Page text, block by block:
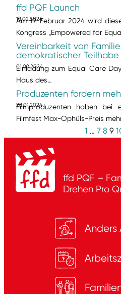
ffd PQF Launch
18.02.2024
Am 19. Februar 2024 wird
Kongress „Empowered for
Vereinbarkeit von
demokratischer Teilhabe
01.02.2024
Einladung zum Equal Care
Haus des…
Produzenten fordern
28.01.2024
Filmproduzenten haben bei
Filmfest Max-Ophüls-Preis
1 … 7 8 9
ffd PQF –
Drehen Pro
Anders